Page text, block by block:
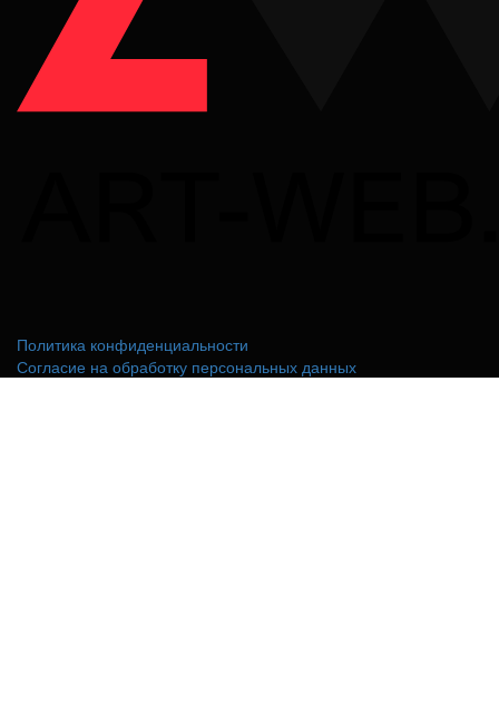
Политика конфиденциальности
Согласие на обработку персональных данных